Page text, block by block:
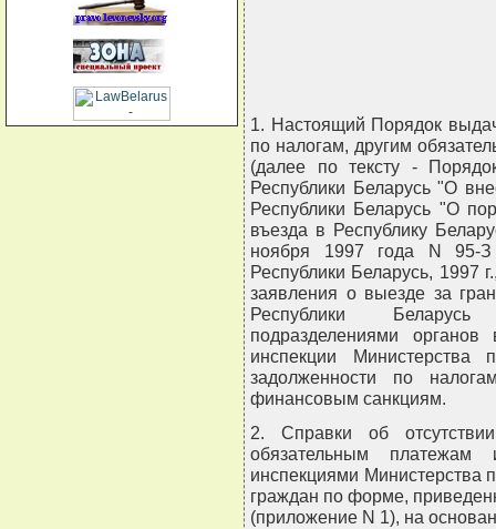
1. Настоящий Порядок
по налогам, другим
(далее по тексту -
Республики Беларусь "О
Республики Беларусь "О
въезда в Республику
ноября 1997 года N 95-З
Республики Беларусь, 1997
заявления о выезде за
Республики Беларусь
подразделениями
инспекции
задолженности по
финансовым санкциям.
2. Справки об
обязательным
инспекциями Министерства
граждан по форме,
(приложение N 1), на